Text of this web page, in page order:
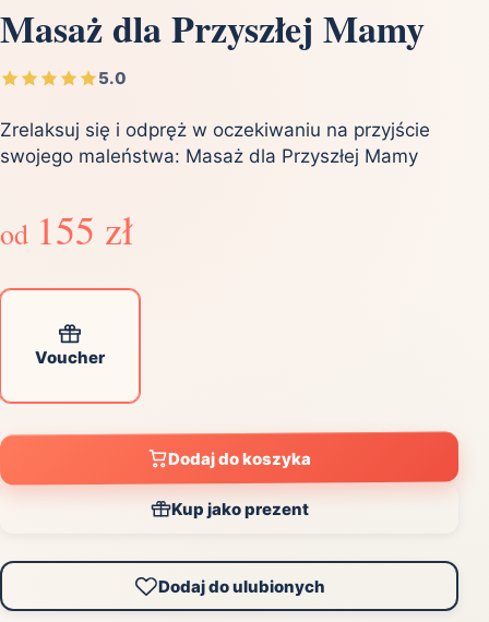
Masaż dla Przyszłej Mamy
5.0
Zrelaksuj się i odpręż w oczekiwaniu na przyjście
swojego maleństwa: Masaż dla Przyszłej Mamy
od 155 zł
Voucher
Dodaj do koszyka
Kup jako prezent
Dodaj do ulubionych